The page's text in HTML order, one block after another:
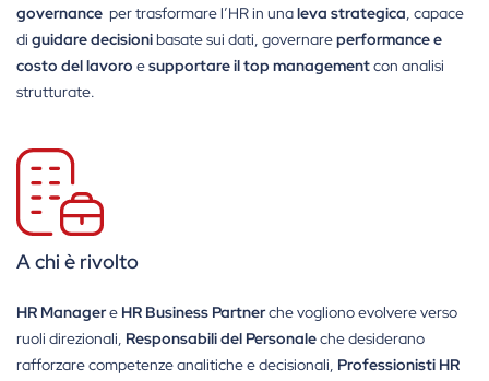
governance per trasformare l’HR in unaleva strategica, capace
di guidare decisionibasate sui dati, governareperformance e
costo del lavoro esupportare il top managementcon analisi
strutturate.
A chi è rivolto
HR Managere HR Business Partnerche vogliono evolvere verso
ruoli direzionali, Responsabili del Personaleche desiderano
rafforzare competenze analitiche e decisionali, Professionisti HR